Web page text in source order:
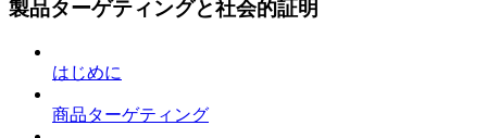
製品ターゲティングと社会的証明
はじめに
商品ターゲティング